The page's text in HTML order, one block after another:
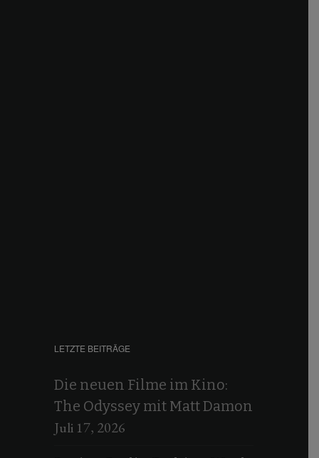
LETZTE BEITRÄGE
Die neuen Filme im Kino:
The Odyssey mit Matt Damon
Juli 17, 2026